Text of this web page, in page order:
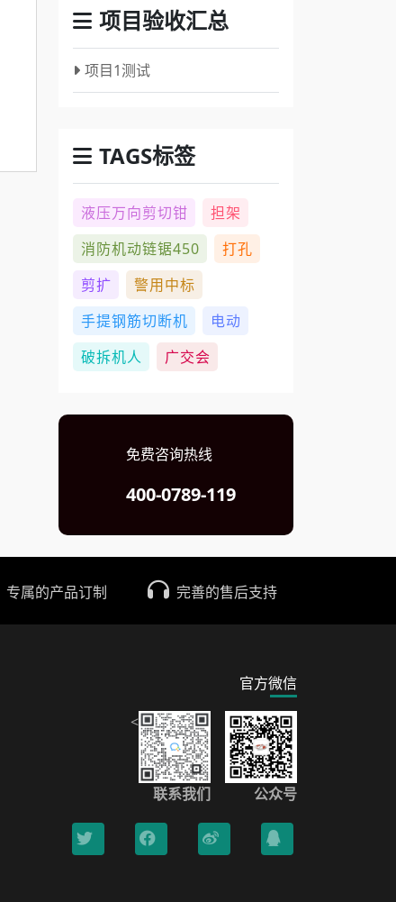
项目验收汇总
项目1测试
TAGS标签
液压万向剪切钳
担架
消防机动链锯450
打孔
剪扩
警用中标
手提钢筋切断机
电动
破拆机人
广交会
免费咨询热线
400-0789-119
专属的产品订制 完善的售后支持
官方微信
<
联系我们 公众号